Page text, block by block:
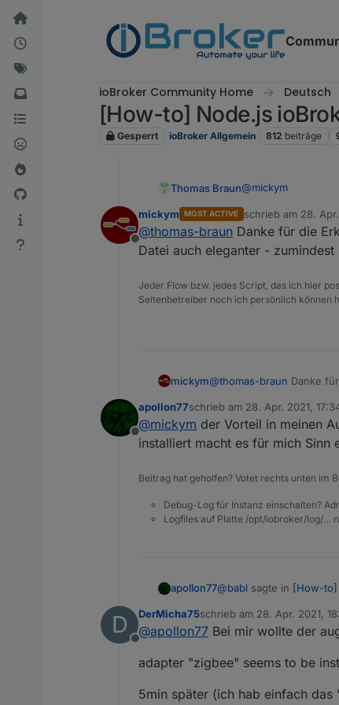
Weiter zum Inhalt
ioBroker Community Home Deutsch
[How-to] Node.js
Gesperrt ioBroker Allgemein 812 beiträge
Thomas Braun@mickym
Mit dem curl ziehst
Datei
Also gehupft wie
Offline
mickym MOST ACTIVE schrieb am 28.
zuletzt editiert von
@thomas-braun Danke für die
Datei auch eleganter -
Jeder Flow bzw. jedes Script, das ich hier
Seitenbetreiber noch ich persönlich können
mickym@thomas-braun Danke
Offline
apollon77schrieb am 28. Apr. 2021,
zuletzt editiert von
@mickym der Vorteil in meinen
installiert macht es für mich Sinn
Beitrag hat geholfen? Votet rechts unten im
Debug-Log für Instanz einschalten?
Logfiles auf Platte /opt/iobroker/log/…
apollon77@babl sagte in [How-to]
mußte nur beim
Mit dem serialport/
D
Offline
DerMicha75schrieb am 28. Apr. 2021,
zuletzt editiert von
@apollon77 Bei mir wollte der
adapter "zigbee" seems to be
5min später (ich hab einfach